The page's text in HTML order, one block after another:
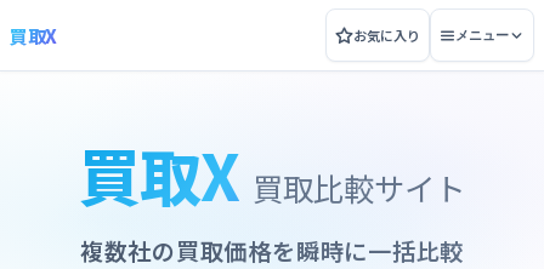
買取X お気に入り メニュー
買取X 買取比較サイト
複数社の買取価格を瞬時に一括比較